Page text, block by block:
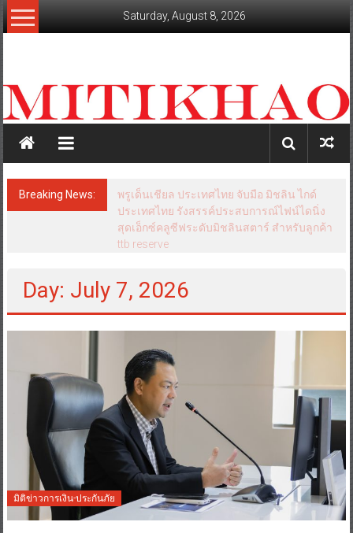
Skip
to
Saturday, August 8, 2026
สะท้อน
ลึก
เหลี่ยม
มุม
เศรษฐกิจ-
การเมือง-
Breaking News:
พรูเด็นเชียล ประเทศไทย จับมือ มิชลิน ไกด์
ประเทศไทย รังสรรค์ประสบการณ์ไฟน์ไดนิ่ง
สุดเอ็กซ์คลูซีฟระดับมิชลินสตาร์ สำหรับลูกค้า
ttb reserve
Day: July 7, 2026
มิติข่าวการเงิน-ประกันภัย